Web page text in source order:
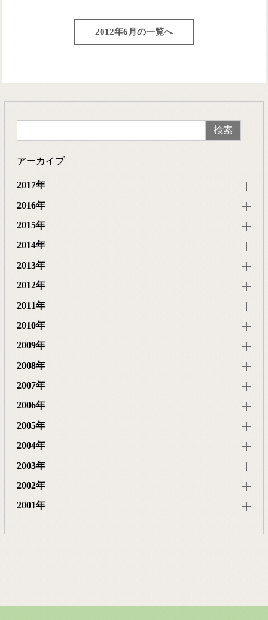
2012年6月の一覧へ
アーカイブ
2017年
2016年
2015年
2014年
2013年
2012年
2011年
2010年
2009年
2008年
2007年
2006年
2005年
2004年
2003年
2002年
2001年